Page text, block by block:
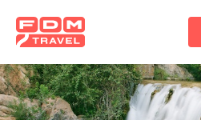
Gå
til
hovedindhold